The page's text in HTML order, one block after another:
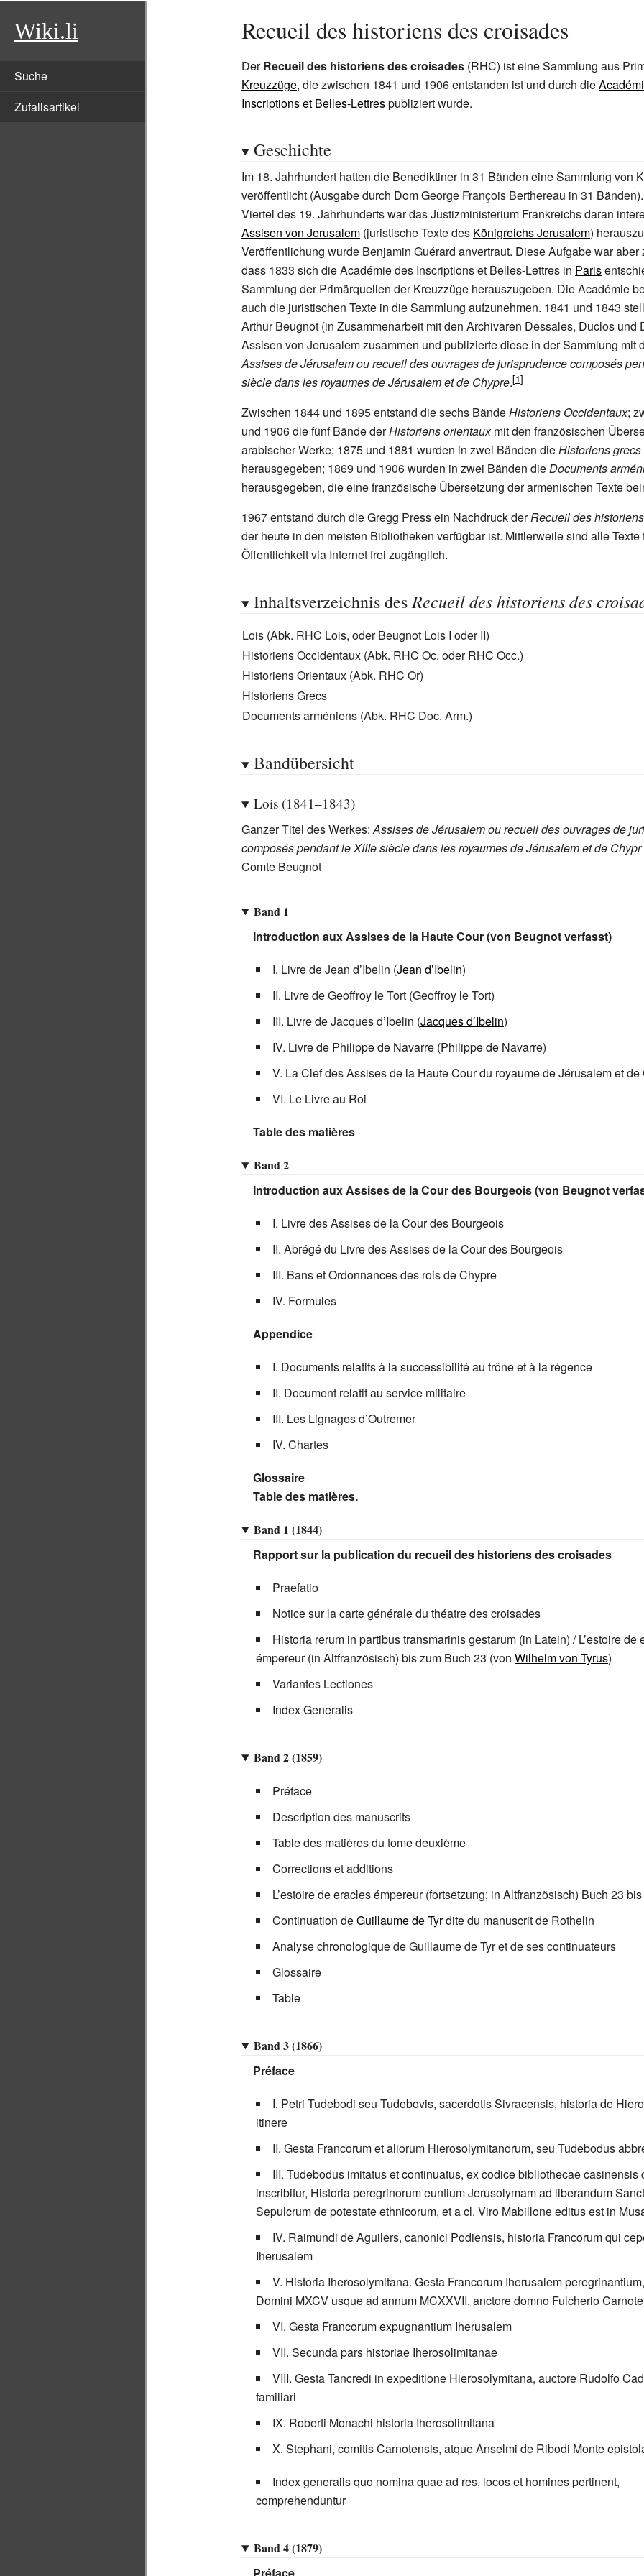
Wiki.li
Suche
Zufallsartikel
Recueil des historiens des croisades
DerRecueil des historiens des croisades (RHC) ist eine Sammlung aus
Kreuzzüge, die zwischen 1841 und 1906 entstanden ist und durch die
Inscriptions et Belles-Lettrespubliziert wurde.
Geschichte
Im 18. Jahrhundert hatten die Benediktiner in 31 Bänden eine Sammlung von
veröffentlicht (Ausgabe durch DomGeorge François Berthereau in 31
Viertel des 19. Jahrhunderts war das Justizministerium Frankreichs daran
Assisen von Jerusalem (juristische Texte des Königreichs Jerusalem)
Veröffentlichung wurde Benjamin Guérard anvertraut. Diese Aufgabe war aber
dass 1833 sich die Académie des Inscriptions et Belles-Lettres in Paris
Sammlung der Primärquellen der Kreuzzüge herauszugeben. Die Académie
auch die juristischen Texte in die Sammlung aufzunehmen. 1841 und 1843
Arthur Beugnot (in Zusammenarbeit mit den Archivaren Dessales, Duclos und
Assisen von Jerusalem zusammen und publizierte diese in der Sammlung mit
Assises de Jérusalem ou recueil des ouvrages de jurisprudence composés
siècle dans les royaumes de Jérusalem et de Chypre.
Zwischen 1844 und 1895 entstand die sechs BändeHistoriens Occidentaux;
und 1906 die fünf Bände derHistoriens orientauxmit den französischen
arabischer Werke; 1875 und 1881 wurden in zwei Bänden dieHistoriens grecs
herausgegeben; 1869 und 1906 wurden in zwei Bänden dieDocuments
herausgegeben, die eine französische Übersetzung der armenischen Texte
1967 entstand durch die Gregg Press ein Nachdruck derRecueil des
der heute in den meisten Bibliotheken verfügbar ist. Mittlerweile sind alle Texte
Öffentlichkeit via Internet frei zugänglich.
Inhaltsverzeichnis desRecueil des historiens des
Lois (Abk. RHC Lois, oder Beugnot Lois I oder II)
Historiens Occidentaux (Abk. RHC Oc. oder RHC Occ.)
Historiens Orientaux (Abk. RHC Or)
Historiens Grecs
Documents arméniens (Abk. RHC Doc. Arm.)
Bandübersicht
Lois (1841–1843)
Ganzer Titel des Werkes:Assises de Jérusalem ou recueil des ouvrages de
composés pendant le XIIIe siècle dans les royaumes de Jérusalem et de Chypr
Comte Beugnot
Band 1
Introduction aux Assises de la Haute Cour (von Beugnot verfasst)
I. Livre de Jean d’Ibelin (Jean d’Ibelin)
II. Livre de Geoffroy le Tort (Geoffroy le Tort)
III. Livre de Jacques d’Ibelin (Jacques d’Ibelin)
IV. Livre de Philippe de Navarre (Philippe de Navarre)
V. La Clef des Assises de la Haute Cour du royaume de Jérusalem et de
VI. Le Livre au Roi
Table des matières
Band 2
Introduction aux Assises de la Cour des Bourgeois (von Beugnot
I. Livre des Assises de la Cour des Bourgeois
II. Abrégé du Livre des Assises de la Cour des Bourgeois
III. Bans et Ordonnances des rois de Chypre
IV. Formules
Appendice
I. Documents relatifs à la successibilité au trône et à la régence
II. Document relatif au service militaire
III. Les Lignages d’Outremer
IV. Chartes
Glossaire
Table des matières.
Band 1 (1844)
Rapport sur la publication du recueil des historiens des croisades
Praefatio
Notice sur la carte générale du théatre des croisades
Historia rerum in partibus transmarinis gestarum (in Latein) / L’estoire de
émpereur (in Altfranzösisch) bis zum Buch 23 (von Wilhelm von Tyrus)
Variantes Lectiones
Index Generalis
Band 2 (1859)
Préface
Description des manuscrits
Table des matières du tome deuxième
Corrections et additions
L’estoire de eracles émpereur (fortsetzung; in Altfranzösisch) Buch 23
Continuation deGuillaume de Tyrdite du manuscrit de Rothelin
Analyse chronologique de Guillaume de Tyr et de ses continuateurs
Glossaire
Table
Band 3 (1866)
Préface
I. Petri Tudebodi seu Tudebovis, sacerdotis Sivracensis, historia de
itinere
II. Gesta Francorum et aliorum Hierosolymitanorum, seu Tudebodus
III. Tudebodus imitatus et continuatus, ex codice bibliothecae casinensis
inscribitur, Historia peregrinorum euntium Jerusolymam ad liberandum
Sepulcrum de potestate ethnicorum, et a cl. Viro Mabillone editus est in
IV. Raimundi de Aguilers, canonici Podiensis, historia Francorum qui
Iherusalem
V. Historia Iherosolymitana. Gesta Francorum Iherusalem
Domini MXCV usque ad annum MCXXVII, anctore domno Fulcherio
VI. Gesta Francorum expugnantium Iherusalem
VII. Secunda pars historiae Iherosolimitanae
VIII. Gesta Tancredi in expeditione Hierosolymitana, auctore Rudolfo
familiari
IX. Roberti Monachi historia Iherosolimitana
X. Stephani, comitis Carnotensis, atque Anselmi de Ribodi Monte
Index generalis quo nomina quae ad res, locos et homines pertinent,
comprehenduntur
Band 4 (1879)